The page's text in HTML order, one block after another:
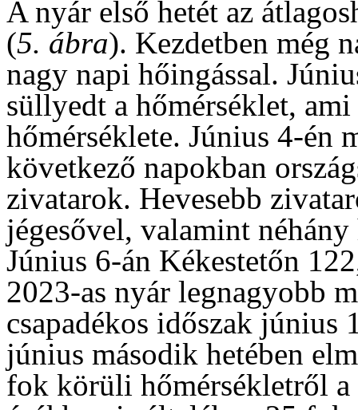
A nyár első hetét az
(5. ábra). Kezdetben még
nagy napi hőingással.
süllyedt a hőmérséklet,
hőmérséklete. Június 4-én
következő napokban
zivatarok. Hevesebb
jégesővel, valamint
Június 6-án Kékestetőn
2023-as nyár legnagyobb
csapadékos időszak
június második hetében
fok körüli hőmérsékletről a